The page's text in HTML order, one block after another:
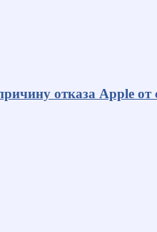
отказа Apple от